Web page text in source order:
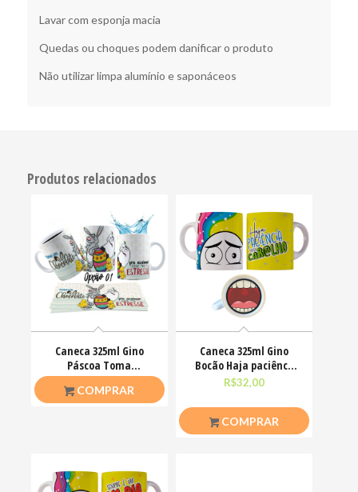
Lavar com esponja macia
Quedas ou choques podem danificar o produto
Não utilizar limpa alumínio e saponáceos
Produtos relacionados
Caneca 325ml Gino
Páscoa Toma
chocolate pra acalmar
esse teu estresse
COMPRAR
Caneca 325ml Gino
Bocão Haja paciênca
nesse caralho Meme
R$32,00
COMPRAR